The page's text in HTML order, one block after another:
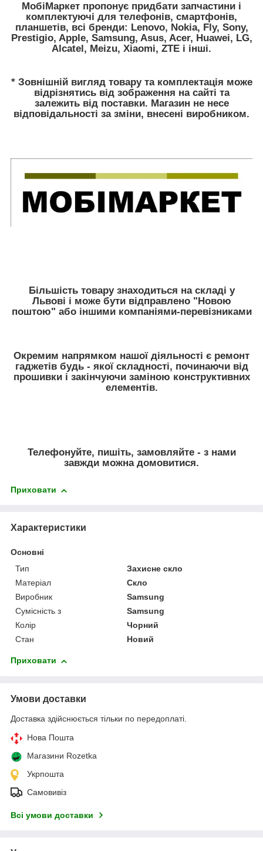
МобіМаркет пропонує придбати запчастини і
комплектуючі для телефонів, смартфонів,
планшетів, всі бренди: Lenovo, Nokia, Fly, Sony,
Prestigio, Apple, Samsung, Asus, Acer, Huawei, LG,
Alcatel, Meizu, Xiaomi, ZTE і інші.
* Зовнішній вигляд товару та комплектація може
відрізнятись від зображення на сайті та
залежить від поставки. Магазин не несе
відповідальності за зміни, внесені виробником.
Більшість товару знаходиться на складі у
Львові і може бути відправлено "Новою
поштою" або іншими компаніями-перевізниками
Окремим напрямком нашої діяльності є ремонт
гаджетів будь - якої складності, починаючи від
прошивки і закінчуючи заміною конструктивних
елементів.
Телефонуйте, пишіть, замовляйте - з нами
завжди можна домовитися.
Приховати
Характеристики
Основні
Тип
Захисне скло
Матеріал
Скло
Виробник
Samsung
Сумісність з
Samsung
Колір
Чорний
Стан
Новий
Приховати
Умови доставки
Доставка здійснюється тільки по передоплаті.
Нова Пошта
Магазини Rozetka
Укрпошта
Самовивіз
Всі умови доставки